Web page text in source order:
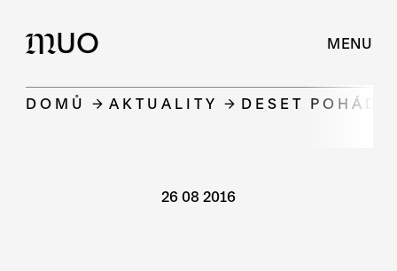
MUO MENU
DOMŮ AKTUALITY DESET
26 08 2016